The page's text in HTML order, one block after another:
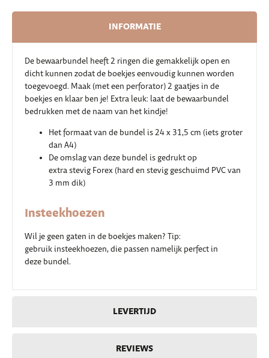
INFORMATIE
LEVERTIJD
REVIEWS
De bewaarbundel heeft 2 ringen die gemakkelijk open en
dicht kunnen zodat de boekjes eenvoudig kunnen worden
toegevoegd. Maak (met een perforator) 2 gaatjes in de
boekjes en klaar ben je! Extra leuk: laat de bewaarbundel
bedrukken met de naam van het kindje!
Het formaat van de bundel is 24 x 31,5 cm (iets groter
dan A4)
De omslag van deze bundel is gedrukt op
extra stevig Forex (hard en stevig geschuimd PVC van
3 mm dik)
Insteekhoezen
Wil je geen gaten in de boekjes maken? Tip:
gebruik insteekhoezen, die passen namelijk perfect in
deze bundel.